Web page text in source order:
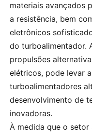
materiais avançados
a resistência, bem
eletrônicos
do turboalimentador.
propulsões
elétricos, pode levar
turboalimentadores
desenvolvimento de
inovadoras.
À medida que o